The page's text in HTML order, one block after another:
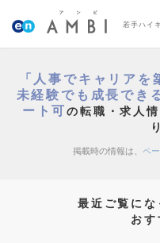
若手ハイ
「人事でキャリア
未経験でも成長でき
ート可の転職・求人
掲載時の情報は、 ペ
最近ご覧にな
おす